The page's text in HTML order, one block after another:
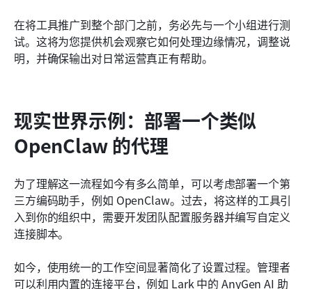
在将工具推广到整个部门之前，务必先与一个小组进行测
试。这将为您提供机会观察它如何处理边缘情况，调整说
明，并确保输出对日常运营真正有帮助。
现实世界示例：部署一个类似
OpenClaw 的代理
为了理解这一流程如今有多么简单，可以考虑部署一个第
三方编码助手，例如 OpenClaw。过去，将这样的工具引
入到你的组织中，需要开发团队配置服务器并编写自定义
连接脚本。
如今，使用统一的工作空间显著简化了设置过程。管理者
可以利用内置的连接平台，例如 Lark 中的 AnyGen AI 助